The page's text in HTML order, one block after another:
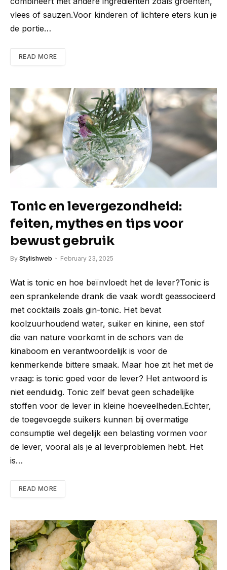
vlees of sauzen.Voor kinderen of lichtere eters kun je
de portie…
READ MORE
Tonic en levergezondheid:
feiten, mythes en tips voor
bewust gebruik
By Stylishweb February 23, 2025
Wat is tonic en hoe beïnvloedt het de lever?Tonic is
een sprankelende drank die vaak wordt geassocieerd
met cocktails zoals gin-tonic. Het bevat
koolzuurhoudend water, suiker en kinine, een stof
die van nature voorkomt in de schors van de
kinaboom en verantwoordelijk is voor de
kenmerkende bittere smaak. Maar hoe zit het met de
vraag: is tonic goed voor de lever? Het antwoord is
niet eenduidig. Tonic zelf bevat geen schadelijke
stoffen voor de lever in kleine hoeveelheden.Echter,
de toegevoegde suikers kunnen bij overmatige
consumptie wel degelijk een belasting vormen voor
de lever, vooral als je al leverproblemen hebt. Het
is…
READ MORE